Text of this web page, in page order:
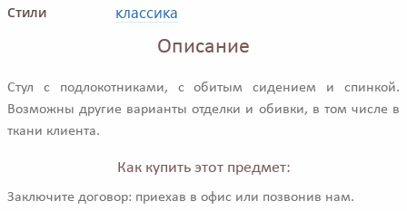
Стили классика
Описание
Стул с подлокотниками, с обитым сидением и спинкой.
Возможны другие варианты отделки и обивки, в том числе в
ткани клиента.
Как купить этот предмет:
Заключите договор: приехав в офис или позвонив нам.